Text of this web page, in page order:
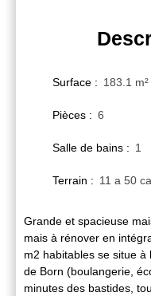
Surface : 183.1 m²
Pièces : 6
Salle de bains : 1
Terrain : 11 a 50 ca
Grande et spacieuse
mais à rénover en
m2 habitables se situe
de Born (boulangerie,
minutes des bastides,